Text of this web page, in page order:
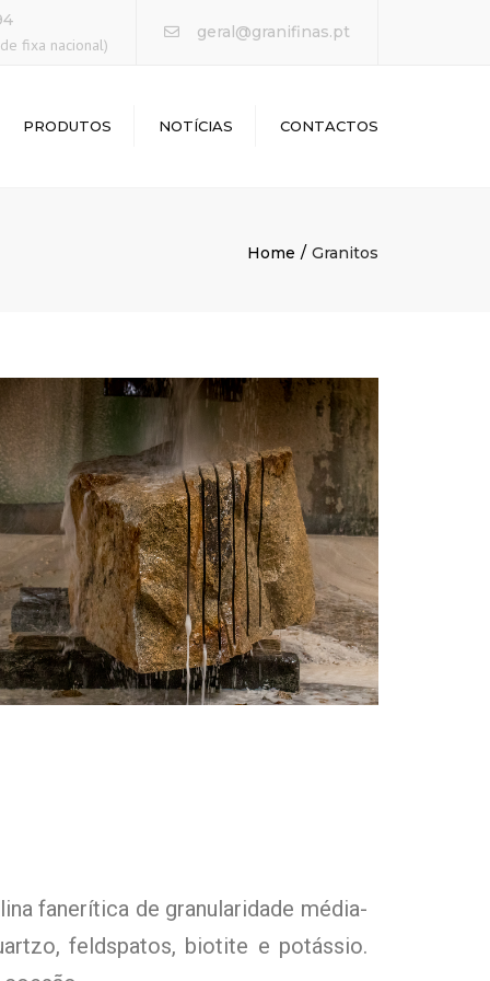
fixa nacional)
geral@granifinas.pt
PRODUTOS NOTÍCIAS CONTACTOS
Home Granitos
fanerítica de granularidade média-
feldspatos, biotite e potássio.